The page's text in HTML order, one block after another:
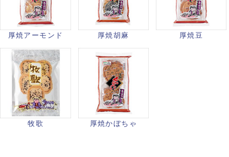
厚焼アーモンド 厚焼胡麻 厚焼豆
牧歌 厚焼かぼちゃ